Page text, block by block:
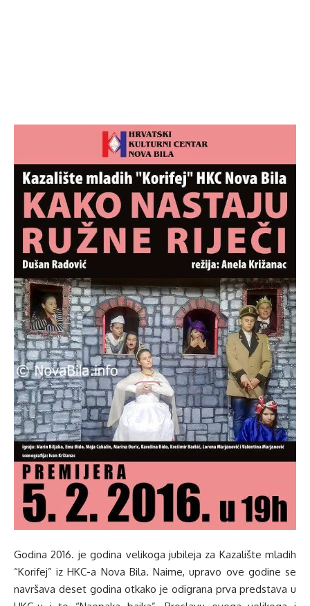
Godina 2016. je godina velikoga jubileja za Kazalište mladih
“Korifej” iz HKC-a Nova Bila. Naime, upravo ove godine se
navršava deset godina otkako je odigrana prva predstava u